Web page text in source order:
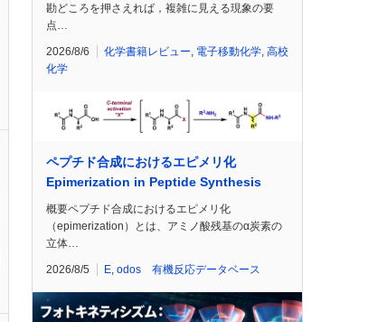
勘どころを押さえれば，複雑に見える現象の要
点…
2026/8/6 化学書籍レビュー 電子移動化学 高校
化学
ペプチド合成におけるエピメリ化
Epimerization in Peptide Synthesis
概要ペプチド合成におけるエピメリ化
（epimerization）とは、アミノ酸残基のα炭素の
立体…
2026/8/5 E odos 有機反応データベース